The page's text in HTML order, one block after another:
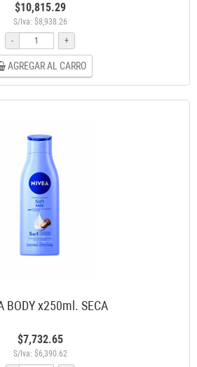
$10,815.29
S/Iva: $8,938.26
-
+
AGREGAR AL CARRO
BODY x250ml. SECA
$7,732.65
S/Iva: $6,390.62